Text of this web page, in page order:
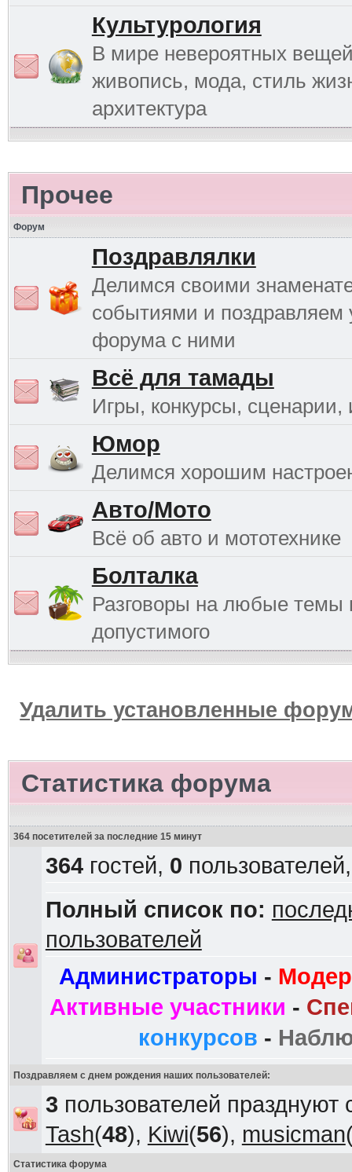
Культурология
В мире невероятных
живопись, мода, стиль
архитектура
Прочее
Форум
Поздравлялки
Делимся своими
событиями и поздравляем
форума с ними
Всё для тамады
Игры, конкурсы, сценарии,
Юмор
Делимся хорошим
Авто/Мото
Всё об авто и мототехнике
Болталка
Разговоры на любые темы
допустимого
Удалить установленные
Статистика форума
364 посетителей за последние 15 минут
364гостей, 0
Полный список по:
пользователей
Администраторы -
Активные участники -
конкурсов -
Поздравляем с днем рождения наших пользователей:
3 пользователей
Tash(48), Kiwi(56), musicman
Статистика форума